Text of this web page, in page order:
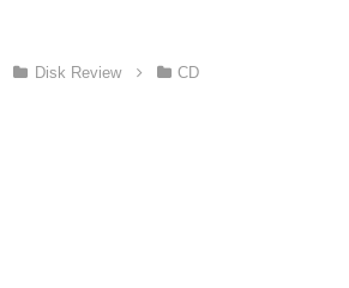
Disk Review CD